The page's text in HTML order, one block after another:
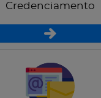
Credenciamento